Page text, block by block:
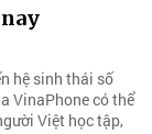
hệ sinh thái số
VinaPhone có thể
Việt học tập,